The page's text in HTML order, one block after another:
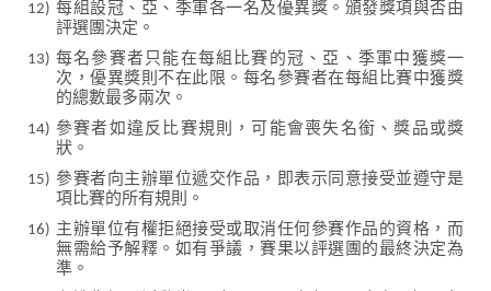
12) 每組設冠、亞、季軍各一名及優異獎。頒發獎項與否由
評選團決定。
13) 每名參賽者只能在每組比賽的冠、亞、季軍中獲獎一
次，優異獎則不在此限。每名參賽者在每組比賽中獲獎
的總數最多兩次。
14) 參賽者如違反比賽規則，可能會喪失名銜、獎品或獎
狀。
15) 參賽者向主辦單位遞交作品，即表示同意接受並遵守是
項比賽的所有規則。
16) 主辦單位有權拒絕接受或取消任何參賽作品的資格，而
無需給予解釋。如有爭議，賽果以評選團的最終決定為
準。